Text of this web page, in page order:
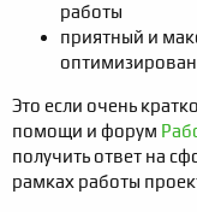
работы
приятный и
Это если очень
помощи и форум
получить ответ на
рамках работы